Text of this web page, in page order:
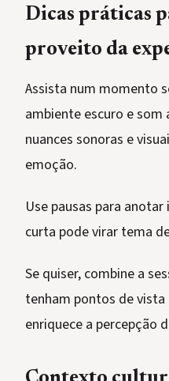
Dicas práticas
proveito da
Assista num momento
ambiente escuro e som
nuances sonoras e
emoção.
Use pausas para
curta pode virar tema
Se quiser, combine a
tenham pontos de
enriquece a percepção